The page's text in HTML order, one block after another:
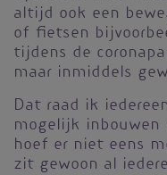
altijd ook een
of fietsen
tijdens de
maar inmiddels
Dat raad ik
mogelijk inbouwen
hoef er niet eens
zit gewoon al